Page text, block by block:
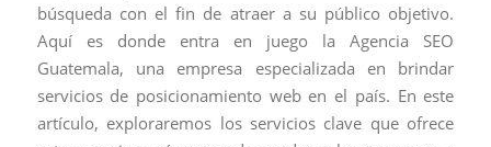
búsqueda con el fin de atraer a su público objetivo.
Aquí es donde entra en juego la Agencia SEO
Guatemala, una empresa especializada en brindar
servicios de posicionamiento web en el país. En este
artículo, exploraremos los servicios clave que ofrece